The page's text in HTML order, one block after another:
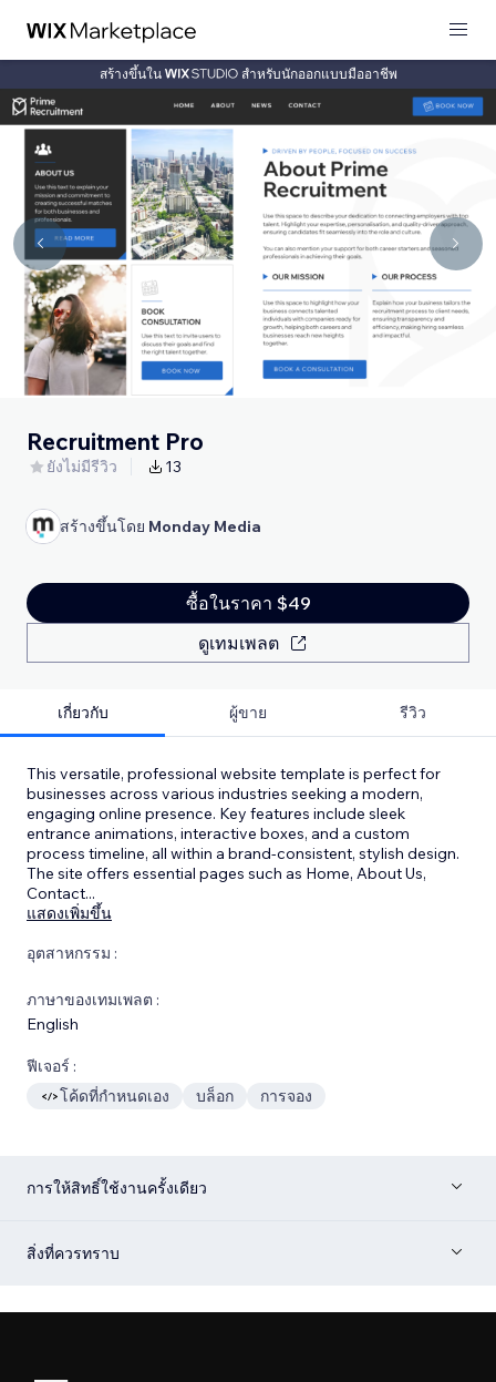
สร้างขึ้นใน สำหรับนักออกแบบมืออาชีพ
Recruitment Pro
ยังไม่มีรีวิว 13
สร้างขึ้นโดย Monday Media
ซื้อในราคา $49
ดูเทมเพลต
เกี่ยวกับ ผู้ขาย รีวิว
This versatile, professional website template is perfect for
businesses across various industries seeking a modern,
engaging online presence. Key features include sleek
entrance animations, interactive boxes, and a custom
process timeline, all within a brand-consistent, stylish design.
The site offers essential pages such as Home, About Us,
Contact...
แสดงเพิ่มขึ้น
อุตสาหกรรม :
ภาษาของเทมเพลต :
English
ฟีเจอร์ :
โค้ดที่กำหนดเอง
บล็อก การจอง
การให้สิทธิ์ใช้งานครั้งเดียว
สิ่งที่ควรทราบ